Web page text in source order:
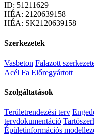
ID: 51211629
HÉA: 2120639158
HÉA: SK2120639158
Szerkezetek
Vasbeton Falazott
Acél Fa Előregyártott
Szolgáltatások
Területrendezési terv
tervdokumentáció
Épületinformációs